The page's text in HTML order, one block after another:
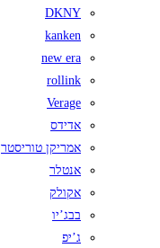
DKNY
kanken
new era
rollink
Verage
אדידס
אמריקן טוריסטר
אנטלר
אקולק
בבג’יו
ג’יפ